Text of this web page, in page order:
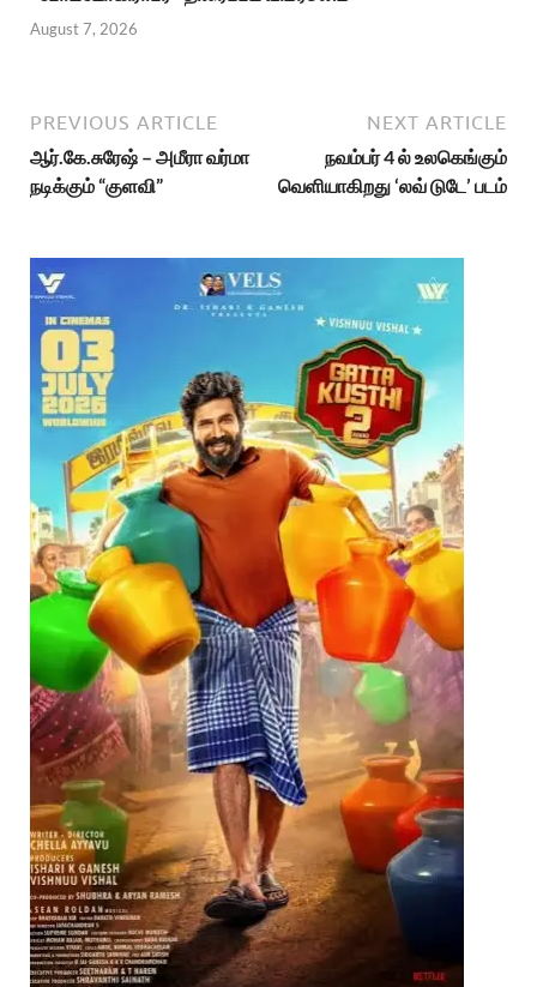
August 7, 2026
PREVIOUS ARTICLE
ஆர்.கே.சுரேஷ் – அமீரா வர்மா
நடிக்கும் “குளவி”
NEXT ARTICLE
நவம்பர் 4 ல் உலகெங்கும்
வெளியாகிறது ‘லவ் டுடே’ படம்